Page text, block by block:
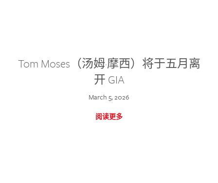
Tom Moses（汤姆·摩西）将于五月离
开 GIA
March 5, 2026
阅读更多